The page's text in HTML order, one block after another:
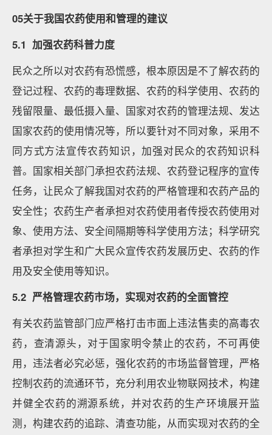
05关于我国农药使用和管理的建议
5.1 加强农药科普力度
民众之所以对农药有恐慌感，根本原因是不了解农药的
登记过程、农药的毒理数据、农药的科学使用、农药的
残留限量、最低摄入量、国家对农药的管理法规、发达
国家农药的使用情况等，所以要针对不同对象，采用不
同方式方法宣传农药知识，加强对民众的农药知识科
普。国家相关部门承担农药法规、农药登记程序的宣传
任务，让民众了解我国对农药的严格管理和农药产品的
安全性；农药生产者承担对农药使用者传授农药使用对
象、使用方法、安全间隔期等科学使用方法；科学研究
者承担对学生和广大民众宣传农药发展历史、农药的作
用及安全使用等知识。
5.2 严格管理农药市场，实现对农药的全面管控
有关农药监管部门应严格打击市面上违法售卖的高毒农
药，查清源头，对于国家明令禁止的农药，不可再使
用，违法者必究必惩，强化农药的市场监督管理，严格
控制农药的流通环节，充分利用农业物联网技术，构建
并健全农药的溯源系统，并对农药的生产环境展开监
测，构建农药的追踪、清查功能，从而实现对农药的全